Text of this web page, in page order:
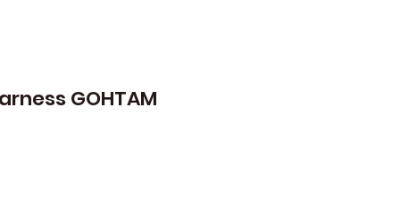
GOHTAM